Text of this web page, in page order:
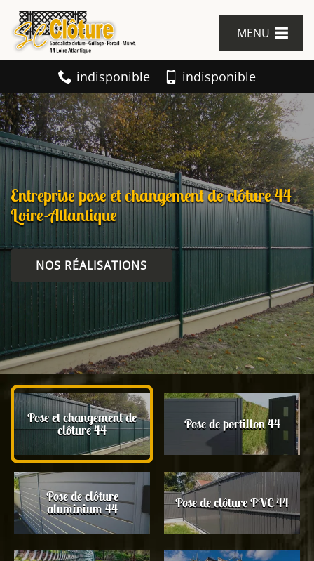
MENU
indisponible indisponible
Entreprise pose et changement de clôture 44
Loire-Atlantique
NOS RÉALISATIONS
Pose et changement de
clôture 44 Pose de portillon 44
Pose de clôture
aluminium 44 Pose de clôture PVC 44